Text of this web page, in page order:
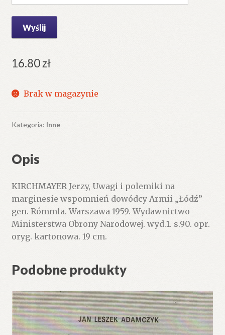
16.80zł
Brak w magazynie
Kategoria: Inne
Opis
KIRCHMAYER Jerzy, Uwagi i polemiki na
marginesie wspomnień dowódcy Armii „Łódź”
gen. Rómmla. Warszawa 1959. Wydawnictwo
Ministerstwa Obrony Narodowej. wyd.1. s.90. opr.
oryg. kartonowa. 19 cm.
Podobne produkty